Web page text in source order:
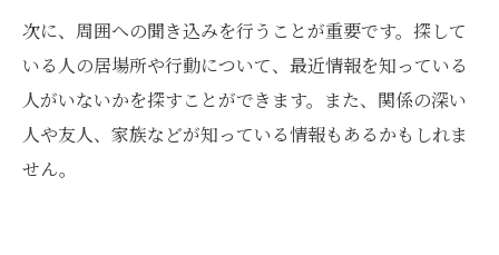
次に、周囲への聞き込みを行うことが重要です。探して
いる人の居場所や行動について、最近情報を知っている
人がいないかを探すことができます。また、関係の深い
人や友人、家族などが知っている情報もあるかもしれま
せん。